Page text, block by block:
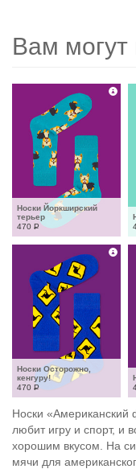
Вам могут
Носки Йоркширский
терьер
470 Р
Носки Осторожно,
кенгуру!
470 Р
Носки «Американский
любит игру и спорт,
хорошим вкусом. На
мячи для